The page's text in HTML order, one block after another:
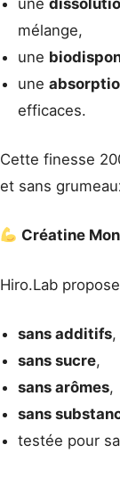
une
mélange,
une
une
efficaces.
Cette finesse
et sans
Créatine
Hiro.Lab
sans additifs,
sans sucre,
sans arômes,
sans
testée pour sa